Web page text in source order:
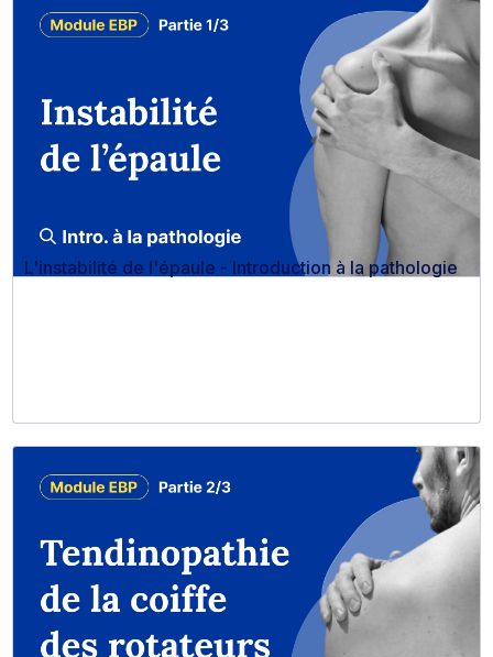
L'instabilité de l'épaule - Introduction à la pathologie